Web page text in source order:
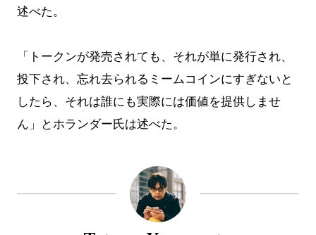
述べた。
「トークンが発売されても、それが単に発行され、
投下され、忘れ去られるミームコインにすぎないと
したら、それは誰にも実際には価値を提供しませ
ん」とホランダー氏は述べた。